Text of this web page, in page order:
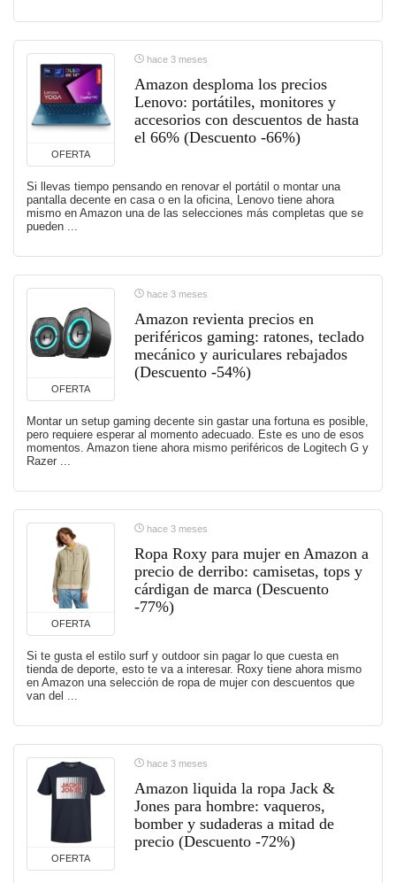
OFERTA
hace 3 meses
Amazon desploma los precios
Lenovo: portátiles, monitores y
accesorios con descuentos de hasta
el 66% (Descuento -66%)
Si llevas tiempo pensando en renovar el portátil o montar una
pantalla decente en casa o en la oficina, Lenovo tiene ahora
mismo en Amazon una de las selecciones más completas que se
pueden ...
OFERTA
hace 3 meses
Amazon revienta precios en
periféricos gaming: ratones, teclado
mecánico y auriculares rebajados
(Descuento -54%)
Montar un setup gaming decente sin gastar una fortuna es posible,
pero requiere esperar al momento adecuado. Este es uno de esos
momentos. Amazon tiene ahora mismo periféricos de Logitech G y
Razer ...
OFERTA
hace 3 meses
Ropa Roxy para mujer en Amazon a
precio de derribo: camisetas, tops y
cárdigan de marca (Descuento
-77%)
Si te gusta el estilo surf y outdoor sin pagar lo que cuesta en
tienda de deporte, esto te va a interesar. Roxy tiene ahora mismo
en Amazon una selección de ropa de mujer con descuentos que
van del ...
OFERTA
hace 3 meses
Amazon liquida la ropa Jack &
Jones para hombre: vaqueros,
bomber y sudaderas a mitad de
precio (Descuento -72%)